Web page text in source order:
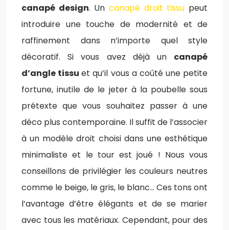
canapé design. Uncanapé droit tissu peut
introduire une touche de modernité et de
raffinement dans n’importe quel style
décoratif. Si vous avez déjà un canapé
d’angle tissuet qu’il vous a coûté une petite
fortune, inutile de le jeter à la poubelle sous
prétexte que vous souhaitez passer à une
déco plus contemporaine. Il suffit de l’associer
à un modèle droit choisi dans une esthétique
minimaliste et le tour est joué ! Nous vous
conseillons de privilégier les couleurs neutres
comme le beige, le gris, le blanc… Ces tons ont
l’avantage d’être élégants et de se marier
avec tous les matériaux. Cependant, pour des